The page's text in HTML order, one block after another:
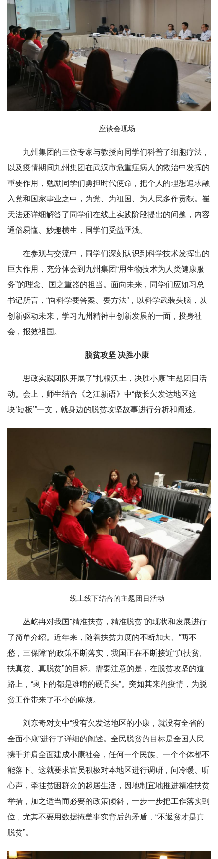
座谈会现场
九州集团的三位专家与教授向同学们科普了细胞疗法，
以及疫情期间九州集团在武汉市危重症病人的救治中发挥的
重要作用，勉励同学们勇担时代使命，把个人的理想追求融
入党和国家事业之中，为党、为祖国、为人民多作贡献。崔
天法还详细解答了同学们在线上实践阶段提出的问题，内容
通俗易懂、妙趣横生，同学们受益匪浅。
在参观与交流中，同学们深刻认识到科学技术发挥出的
巨大作用，充分体会到九州集团“用生物技术为人类健康服
务”的理念、国之重器的担当。面向未来，同学们应如习总
书记所言，“向科学要答案、要方法”，以科学武装头脑，以
创新驱动未来，学习九州精神中创新发展的一面，投身社
会，报效祖国。
脱贫攻坚 决胜小康
思政实践团队开展了“扎根沃土，决胜小康”主题团日活
动。会上，师生结合《之江新语》中“做长欠发达地区这
块‘短板’”一文，就身边的脱贫攻坚故事进行分析和阐述。
线上线下结合的主题团日活动
丛屹冉对我国“精准扶贫，精准脱贫”的现状和发展进行
了简单介绍。近年来，随着扶贫力度的不断加大、“两不
愁，三保障”的政策不断落实，我国正在不断接近“真扶贫、
扶真贫、真脱贫”的目标。需要注意的是，在脱贫攻坚的道
路上，“剩下的都是难啃的硬骨头”。突如其来的疫情，为脱
贫工作带来了不小的麻烦。
刘东奇对文中“没有欠发达地区的小康，就没有全省的
全面小康”进行了详细的阐述。全民脱贫的目标是全国人民
携手并肩全面建成小康社会，任何一个民族、一个个体都不
能落下。这就要求官员积极对本地区进行调研，问冷暖、听
心声，牵挂贫困群众的起居生活，因地制宜地推进精准扶贫
举措，加之适当而必要的政策倾斜，一步一步把工作落实到
位，尤其不要用数据掩盖事实背后的矛盾，“不返贫才是真
脱贫”。